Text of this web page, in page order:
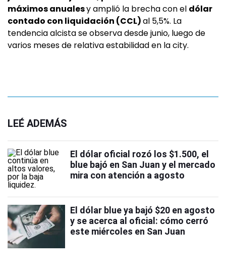
máximos anualesy amplió la brecha con el dólar
contado con liquidación (CCL)al 5,5%. La
tendencia alcista se observa desde junio, luego de
varios meses de relativa estabilidad en la city.
LEÉ ADEMÁS
El dólar oficial rozó los $1.500, el
blue bajó en San Juan y el mercado
mira con atención a agosto
El dólar blue ya bajó $20 en agosto
y se acerca al oficial: cómo cerró
este miércoles en San Juan